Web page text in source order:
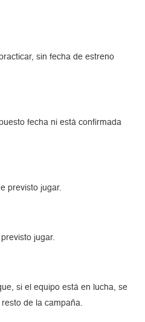
sin fecha de estreno
fecha ni está confirmada
previsto jugar.
jugar.
si el equipo está en lucha, se
de la campaña.